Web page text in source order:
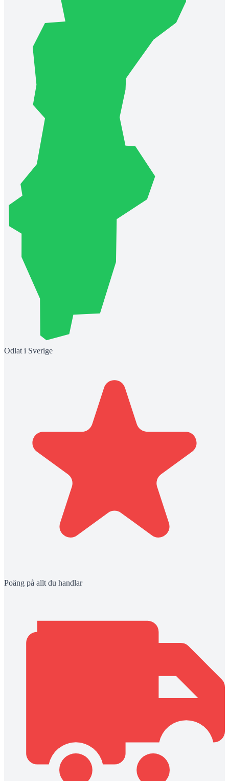
Odlat i Sverige
Poäng på allt du handlar